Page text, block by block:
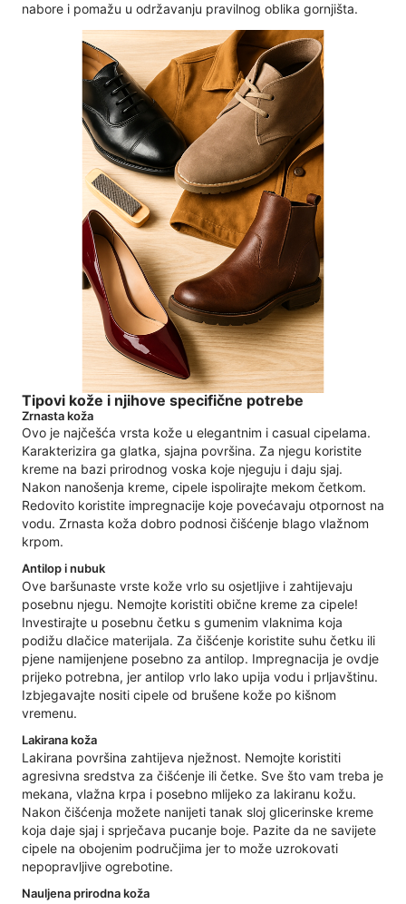
nabore i pomažu u održavanju pravilnog oblika gornjišta.
Tipovi kože i njihove specifične potrebe
Zrnasta koža
Ovo je najčešća vrsta kože u elegantnim i casual cipelama.
Karakterizira ga glatka, sjajna površina. Za njegu koristite
kreme na bazi prirodnog voska koje njeguju i daju sjaj.
Nakon nanošenja kreme, cipele ispolirajte mekom četkom.
Redovito koristite impregnacije koje povećavaju otpornost na
vodu. Zrnasta koža dobro podnosi čišćenje blago vlažnom
krpom.
Antilop i nubuk
Ove baršunaste vrste kože vrlo su osjetljive i zahtijevaju
posebnu njegu. Nemojte koristiti obične kreme za cipele!
Investirajte u posebnu četku s gumenim vlaknima koja
podižu dlačice materijala. Za čišćenje koristite suhu četku ili
pjene namijenjene posebno za antilop. Impregnacija je ovdje
prijeko potrebna, jer antilop vrlo lako upija vodu i prljavštinu.
Izbjegavajte nositi cipele od brušene kože po kišnom
vremenu.
Lakirana koža
Lakirana površina zahtijeva nježnost. Nemojte koristiti
agresivna sredstva za čišćenje ili četke. Sve što vam treba je
mekana, vlažna krpa i posebno mlijeko za lakiranu kožu.
Nakon čišćenja možete nanijeti tanak sloj glicerinske kreme
koja daje sjaj i sprječava pucanje boje. Pazite da ne savijete
cipele na obojenim područjima jer to može uzrokovati
nepopravljive ogrebotine.
Nauljena prirodna koža